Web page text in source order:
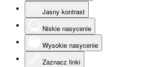
Jasny kontrast
Niskie nasycenie
Wysokie nasycenie
Zaznacz linki